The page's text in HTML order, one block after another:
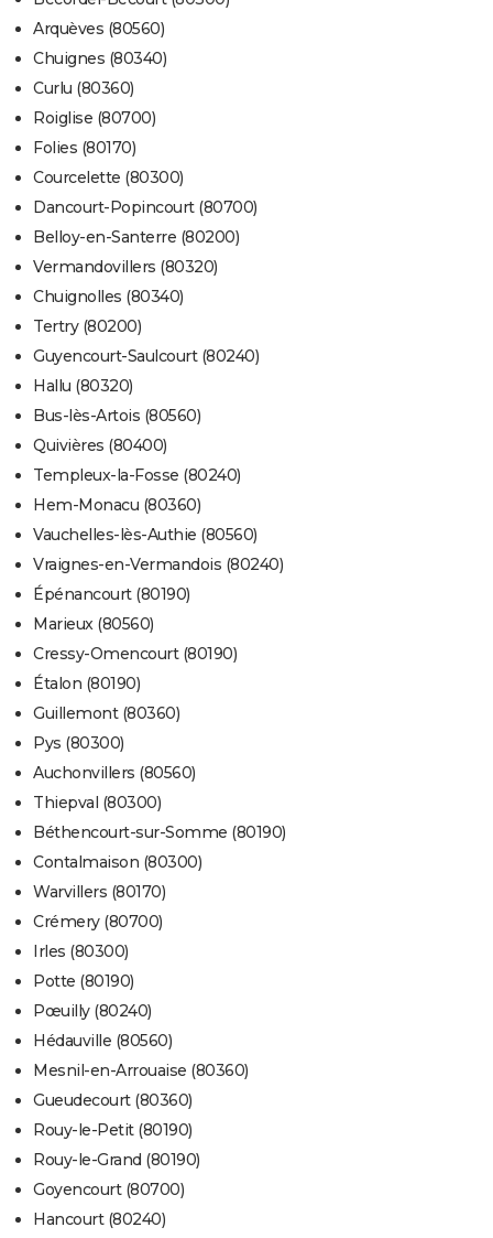
Arquèves (80560)
Chuignes (80340)
Curlu (80360)
Roiglise (80700)
Folies (80170)
Courcelette (80300)
Dancourt-Popincourt (80700)
Belloy-en-Santerre (80200)
Vermandovillers (80320)
Chuignolles (80340)
Tertry (80200)
Guyencourt-Saulcourt (80240)
Hallu (80320)
Bus-lès-Artois (80560)
Quivières (80400)
Templeux-la-Fosse (80240)
Hem-Monacu (80360)
Vauchelles-lès-Authie (80560)
Vraignes-en-Vermandois (80240)
Épénancourt (80190)
Marieux (80560)
Cressy-Omencourt (80190)
Étalon (80190)
Guillemont (80360)
Pys (80300)
Auchonvillers (80560)
Thiepval (80300)
Béthencourt-sur-Somme (80190)
Contalmaison (80300)
Warvillers (80170)
Crémery (80700)
Irles (80300)
Potte (80190)
Pœuilly (80240)
Hédauville (80560)
Mesnil-en-Arrouaise (80360)
Gueudecourt (80360)
Rouy-le-Petit (80190)
Rouy-le-Grand (80190)
Goyencourt (80700)
Hancourt (80240)